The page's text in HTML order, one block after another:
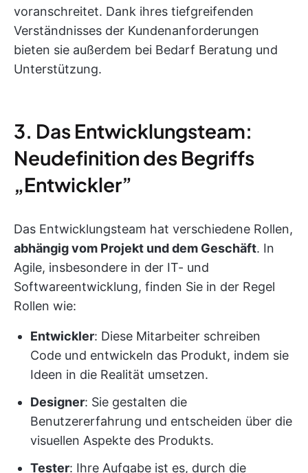
voranschreitet. Dank ihres tiefgreifenden
Verständnisses der Kundenanforderungen
bieten sie außerdem bei Bedarf Beratung und
Unterstützung.
3. Das Entwicklungsteam:
Neudefinition des Begriffs
„Entwickler”
Das Entwicklungsteam hat verschiedene Rollen,
abhängig vom Projekt und dem Geschäft. In
Agile, insbesondere in der IT- und
Softwareentwicklung, finden Sie in der Regel
Rollen wie:
Entwickler: Diese Mitarbeiter schreiben
Code und entwickeln das Produkt, indem sie
Ideen in die Realität umsetzen.
Designer: Sie gestalten die
Benutzererfahrung und entscheiden über die
visuellen Aspekte des Produkts.
Tester: Ihre Aufgabe ist es, durch die